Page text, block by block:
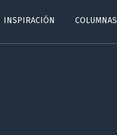
INSPIRACIÓN COLUMNAS